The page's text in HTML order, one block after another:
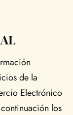
de la
Electrónico
los